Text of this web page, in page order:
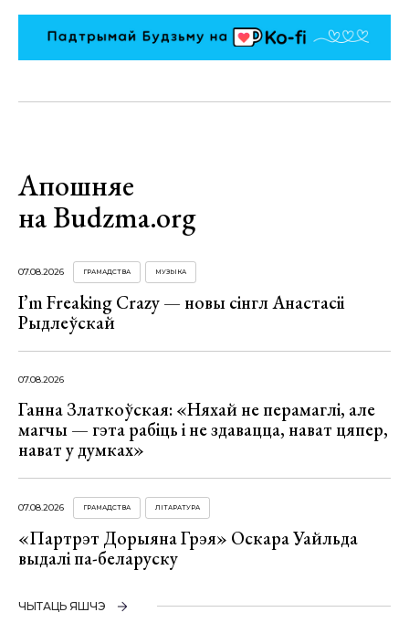
Апошняе
на Budzma.org
07.08.2026 ГРАМАДСТВА МУЗЫКА
I’m Freaking Crazy — новы сінгл Анастасіі
Рыдлеўскай
07.08.2026
Ганна Златкоўская: «Няхай не перамаглі, але
магчы — гэта рабіць і не здавацца, нават цяпер,
нават у думках»
07.08.2026 ГРАМАДСТВА ЛІТАРАТУРА
«Партрэт Дорыяна Грэя» Оскара Уайльда
выдалі па-беларуску
ЧЫТАЦЬ ЯШЧЭ